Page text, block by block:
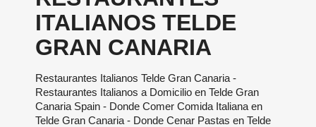
ITALIANOS TELDE
GRAN CANARIA
Restaurantes Italianos Telde Gran Canaria -
Restaurantes Italianos a Domicilio en Telde Gran
Canaria Spain - Donde Comer Comida Italiana en
Telde Gran Canaria - Donde Cenar Pastas en Telde